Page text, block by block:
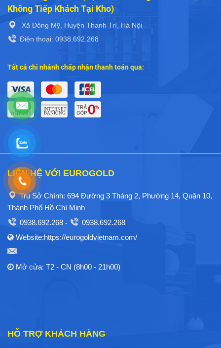
Không Tiếp Khách Tại Kho)
Xã Đông Mỹ, Huyện Thanh Trì, Hà Nội
Điện thoại: 0938.692.268
Tất cả chi nhánh chấp nhận thanh toán qua:
LIÊN HỆ VỚI EUROGOLD
Trụ Sở Chính: 694 Đường 3 Tháng 2, Phường 14, Quận 10,
Thành Phố Hồ Chí Minh
0938.692.268 -
0938.692.268
Website:https://eurogoldvietnam.com/
Mở cửa: T2 - CN (8h00 - 21h00)
HỖ TRỢ KHÁCH HÀNG